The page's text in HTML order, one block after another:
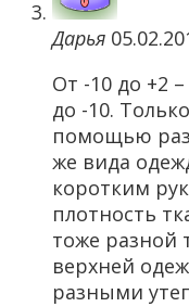
Дарья
От -10 до +2
до -10.
помощью
же вида
коротким
плотность
тоже
верхней
разными